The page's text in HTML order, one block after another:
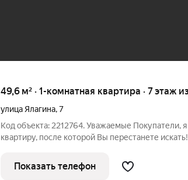
49,6 м² · 1-комнатная квартира · 7 этаж
улица Ялагина,7
Код объекта: 2212764. Уважаемые Покупатели,
квартиру, после которой Вы перестанете
коридор, где хватает места раздеться, не
Показать телефон